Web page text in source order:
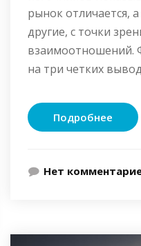
рынок отличается,
другие, с точки
взаимоотношений.
на три четких
Подробнее
Нет